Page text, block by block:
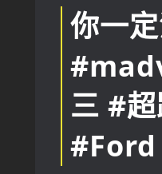
你一
三 #
#Ford